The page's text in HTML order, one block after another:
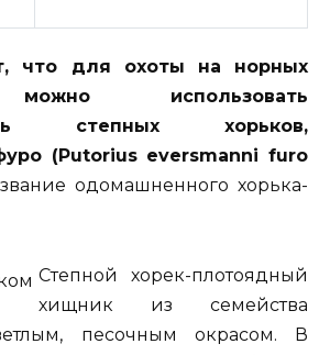
что для охоты на норных
использовать
степных хорьков,
(Putorius eversmanni furo
одомашненного хорька-
Степной хорек-плотоядный
хищник из семейства
песочным окрасом. В